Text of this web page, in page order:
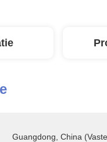
Guangdong, China